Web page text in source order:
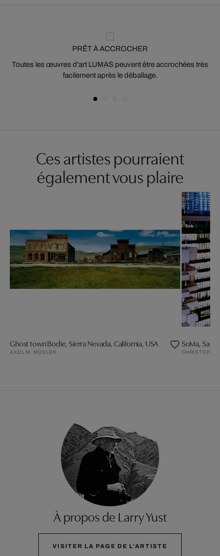
PRÊT À ACCROCHER
Toutes les œuvres d'art LUMAS peuvent être accrochées très
facilement après le déballage.
Ces artistes pourraient
également vous plaire
Ghost town Bodie, Sierra Nevada, California, USA
AXEL M. MOSLER
SoMa, San
À propos de Larry Yust
VISITER LA PAGE DE L'ARTISTE